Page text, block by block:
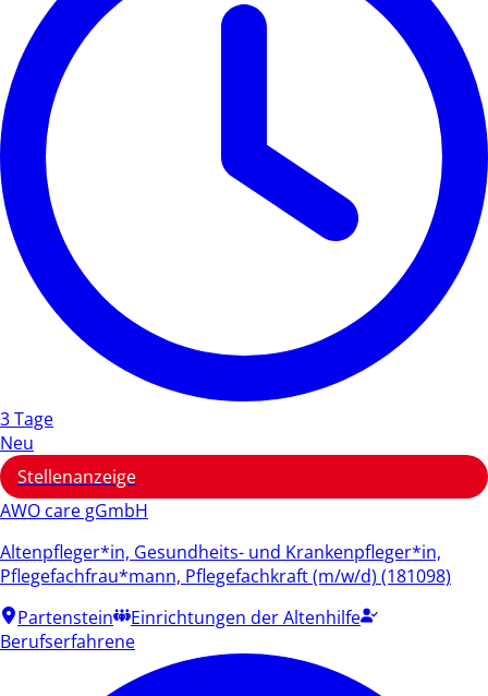
3 Tage
Neu
Stellenanzeige
AWO care gGmbH
Altenpfleger*in, Gesundheits- und Krankenpfleger*in,
Pflegefachfrau*mann, Pflegefachkraft (m/w/d) (181098)
Partenstein
Einrichtungen der Altenhilfe
Berufserfahrene